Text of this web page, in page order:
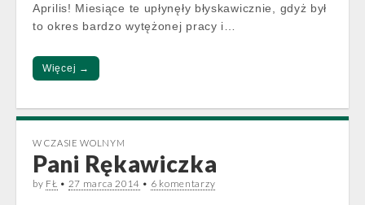
Aprilis! Miesiące te upłynęły błyskawicznie, gdyż był
to okres bardzo wytężonej pracy i…
Więcej →
W CZASIE WOLNYM
Pani Rękawiczka
by FŁ • 27 marca 2014 • 6 komentarzy